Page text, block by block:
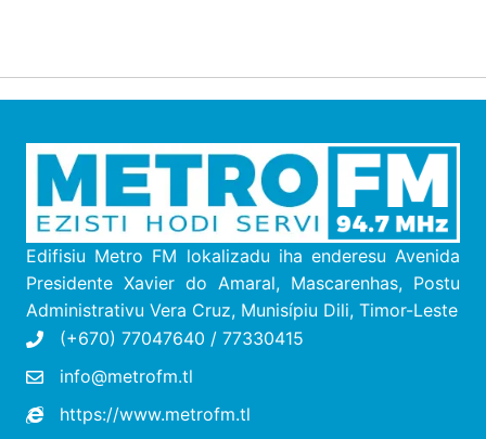
Edifisiu Metro FM lokalizadu iha enderesu Avenida
Presidente Xavier do Amaral, Mascarenhas, Postu
Administrativu Vera Cruz, Munisípiu Dili, Timor-Leste
(+670) 77047640 / 77330415
info@metrofm.tl
https://www.metrofm.tl